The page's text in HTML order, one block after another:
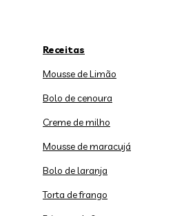
Receitas
Mousse de Limão
Bolo de cenoura
Creme de milho
Mousse de maracujá
Bolo de laranja
Torta de frango